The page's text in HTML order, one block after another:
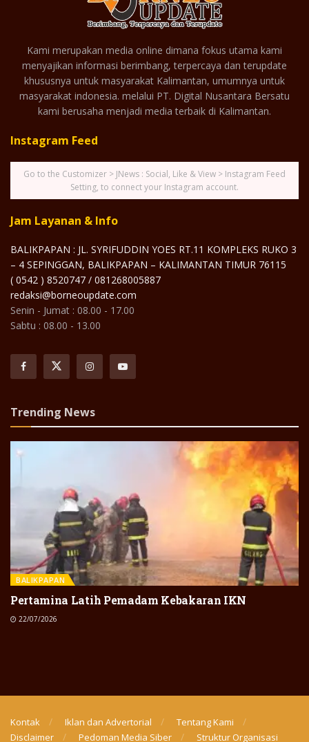
Kami merupakan media online dimana fokus utama kami
menyajikan informasi berimbang, terpercaya dan terupdate
khususnya untuk masyarakat Kalimantan, umumnya untuk
masyarakat indonesia. melalui PT. Digital Nusantara Bersatu
kami berusaha menjadi media terbaik di Kalimantan.
Instagram Feed
Go to the Customizer > JNews : Social, Like & View > Instagram Feed
Setting, to connect your Instagram account.
Jam Layanan & Info
BALIKPAPAN : JL. SYRIFUDDIN YOES RT.11 KOMPLEKS RUKO 3
– 4 SEPINGGAN, BALIKPAPAN – KALIMANTAN TIMUR 76115
( 0542 ) 8520747 / 081268005887
redaksi@borneoupdate.com
Senin - Jumat : 08.00 - 17.00
Sabtu : 08.00 - 13.00
Trending News
BALIKPAPAN
Pertamina Latih Pemadam Kebakaran IKN
22/07/2026
Kontak Iklan dan Advertorial
Tentang Kami
Disclaimer
Pedoman Media Siber Struktur Organisasi